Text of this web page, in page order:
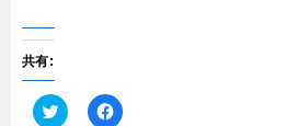
共有: